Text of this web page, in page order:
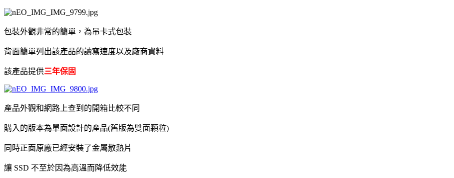
包裝外觀非常的簡單，為吊卡式包裝
背面簡單列出該產品的讀寫速度以及廠商資料
該產品提供三年保固
產品外觀和網路上查到的開箱比較不同
購入的版本為單面設計的產品(舊版為雙面顆粒)
同時正面原廠已經安裝了金屬散熱片
讓 SSD 不至於因為高溫而降低效能